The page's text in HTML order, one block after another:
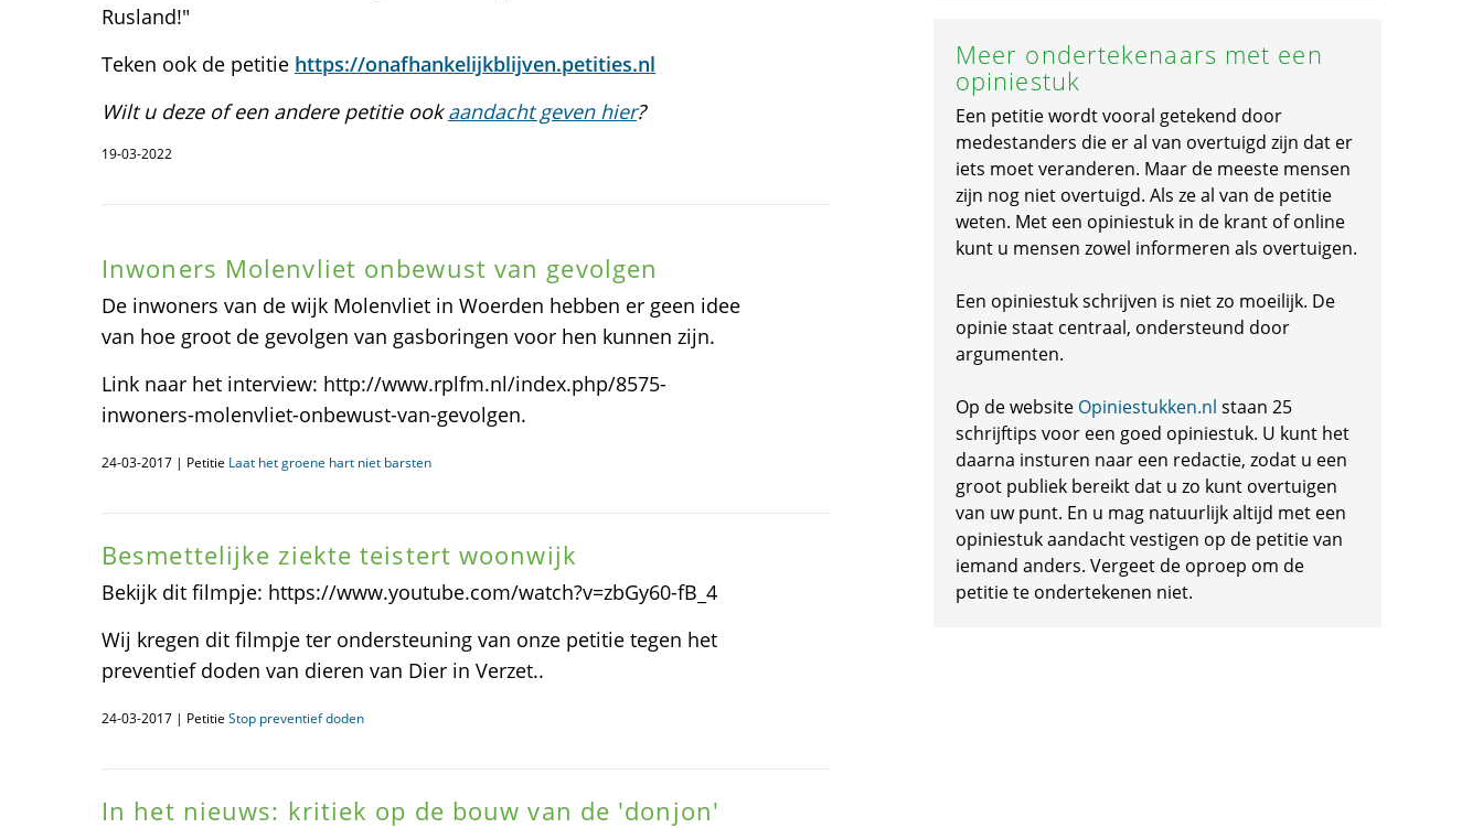
Rusland!"
Teken ook de petitie https://onafhankelijkblijven.petities.nl
Wilt u deze of een andere petitie ookaandacht geven hier?
19-03-2022
Inwoners Molenvliet onbewust van gevolgen
De inwoners van de wijk Molenvliet in Woerden hebben er geen idee
van hoe groot de gevolgen van gasboringen voor hen kunnen zijn.
Link naar het interview: http://www.rplfm.nl/index.php/8575-
inwoners-molenvliet-onbewust-van-gevolgen.
24-03-2017 | Petitie Laat het groene hart niet barsten
Besmettelijke ziekte teistert woonwijk
Bekijk dit filmpje: https://www.youtube.com/watch?v=zbGy60-fB_4
Wij kregen dit filmpje ter ondersteuning van onze petitie tegen het
preventief doden van dieren van Dier in Verzet..
24-03-2017 | Petitie Stop preventief doden
In het nieuws: kritiek op de bouw van de 'donjon'
Meer ondertekenaars met een
opiniestuk
Een petitie wordt vooral getekend door
medestanders die er al van overtuigd zijn dat er
iets moet veranderen. Maar de meeste mensen
zijn nog niet overtuigd. Als ze al van de petitie
weten. Met een opiniestuk in de krant of online
kunt u mensen zowel informeren als overtuigen.
Een opiniestuk schrijven is niet zo moeilijk. De
opinie staat centraal, ondersteund door
argumenten.
Op de website Opiniestukken.nl staan 25
schrijftips voor een goed opiniestuk. U kunt het
daarna insturen naar een redactie, zodat u een
groot publiek bereikt dat u zo kunt overtuigen
van uw punt. En u mag natuurlijk altijd met een
opiniestuk aandacht vestigen op de petitie van
iemand anders. Vergeet de oproep om de
petitie te ondertekenen niet.